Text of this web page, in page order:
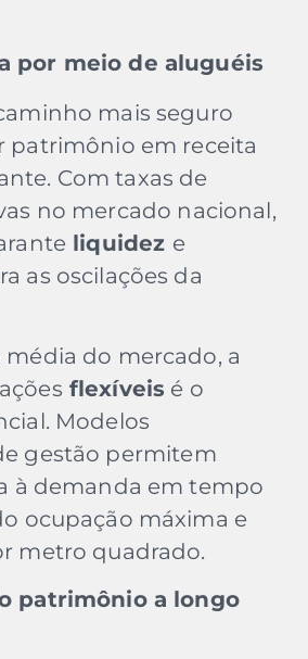
por meio de aluguéis
mais seguro
patrimônio em receita
Com taxas de
no mercado nacional,
liquidez e
as oscilações da
média do mercado, a
flexíveis é o
Modelos
gestão permitem
à demanda em tempo
ocupação máxima e
metro quadrado.
patrimônio a longo